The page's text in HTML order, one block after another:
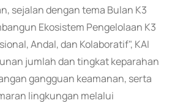
sejalan dengan tema Bulan K3
Ekosistem Pengelolaan K3
Andal, dan Kolaboratif", KAI
jumlah dan tingkat keparahan
gangguan keamanan, serta
lingkungan melalui